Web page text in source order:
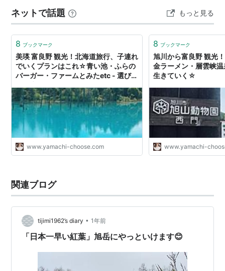
れます。 風に揺れるひまわりの波、どこまでも続く青
空、そして北海道らしい澄んだ空気。…
ネットで話題 もっと見る
8 ブックマーク
美瑛 富良野 観光！北海道旅行、子連れ
でいくプランはこれ☆青い池・ふらの
バーガー・ファームとみたetc - 選びな
www.yamachi-choose.com
8 ブックマーク
旭川から富良野 観光
金ラーメン・層雲峡
生きていく☆
www.yamachi-
関連ブログ
tijimi1962’s diary • 1年前
「日本一早い紅葉」旭岳にやっといけます😊